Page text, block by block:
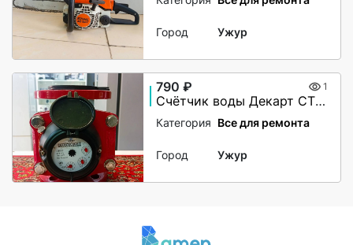
Город Ужур
790 ₽ 1
Счётчик воды Декарт СТВУ-50
Категория Все для ремонта
Город Ужур